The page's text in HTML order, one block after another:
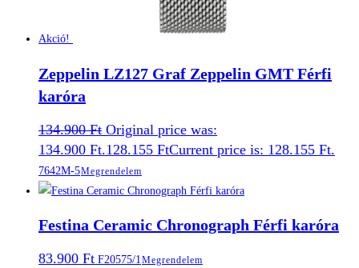
Akció!
Zeppelin LZ127 Graf Zeppelin GMT Férfi
karóra
134.900Ft Original price was:
134.900 Ft.128.155 FtCurrent price is: 128.155 Ft.
7642M-5Megrendelem
Festina Ceramic Chronograph Férfi karóra
83.900 Ft F20575/1 Megrendelem